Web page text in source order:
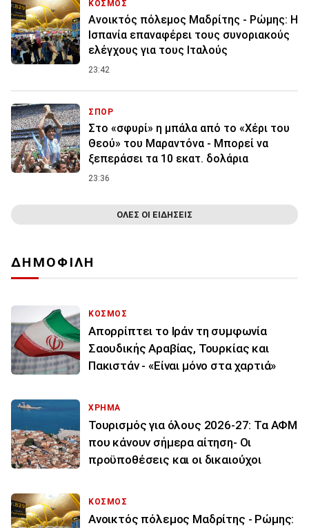
ΚΟΣΜΟΣ
Ανοικτός πόλεμος Μαδρίτης - Ρώμης: Η
Ισπανία επαναφέρει τους συνοριακούς
ελέγχους για τους Ιταλούς
23:42
ΣΠΟΡ
Στο «σφυρί» η μπάλα από το «Χέρι του
Θεού» του Μαραντόνα - Μπορεί να
ξεπεράσει τα 10 εκατ. δολάρια
23:36
ΟΛΕΣ ΟΙ ΕΙΔΗΣΕΙΣ
ΔΗΜΟΦΙΛΗ
ΚΟΣΜΟΣ
Απορρίπτει το Ιράν τη συμφωνία
Σαουδικής Αραβίας, Τουρκίας και
Πακιστάν - «Είναι μόνο στα χαρτιά»
ΧΡΗΜΑ
Τουρισμός για όλους 2026-27: Τα ΑΦΜ
που κάνουν σήμερα αίτηση- Οι
προϋποθέσεις και οι δικαιούχοι
ΚΟΣΜΟΣ
Ανοικτός πόλεμος Μαδρίτης - Ρώμης: